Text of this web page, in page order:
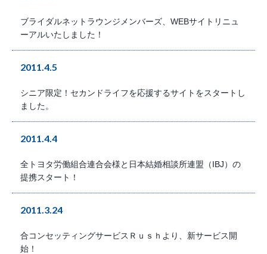
ブライダルネットラウンジメンバーズ、WEBサイトリニュ
ーアルいたしました！
2011.4.5
シニア限定！セカンドライフを応援するサイトをスタートし
ました。
2011.4.4
全トヨタ労働組合連合会様と日本結婚相談所連盟（IBJ）の
提携スタート！
2011.3.24
合コンセッティングサービスＲｕｓｈより、新サービス開
始！